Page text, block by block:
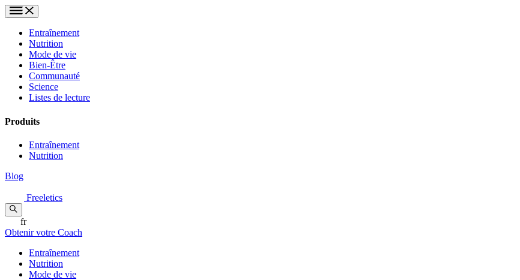
Entraînement
Nutrition
Mode de vie
Bien-Être
Communauté
Science
Listes de lecture
Produits
Entraînement
Nutrition
Blog
Freeletics
fr
Obtenir votre Coach
Entraînement
Nutrition
Mode de vie